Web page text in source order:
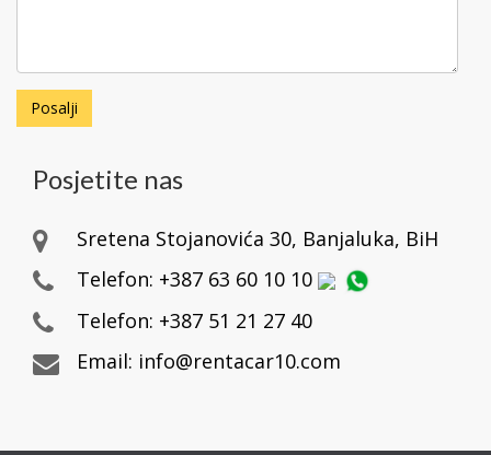
Posalji
Posjetite nas
Sretena Stojanovića 30, Banjaluka, BiH
Telefon: +387 63 60 10 10
Telefon: +387 51 21 27 40
Email: info@rentacar10.com